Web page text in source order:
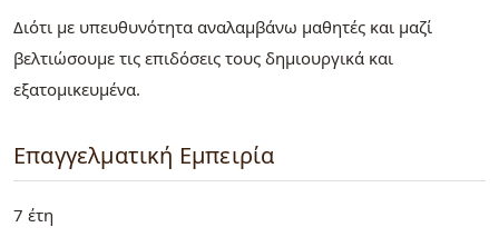
Διότι με υπευθυνότητα αναλαμβάνω μαθητές και μαζί
βελτιώσουμε τις επιδόσεις τους δημιουργικά και
εξατομικευμένα.
Επαγγελματική Εμπειρία
7 έτη